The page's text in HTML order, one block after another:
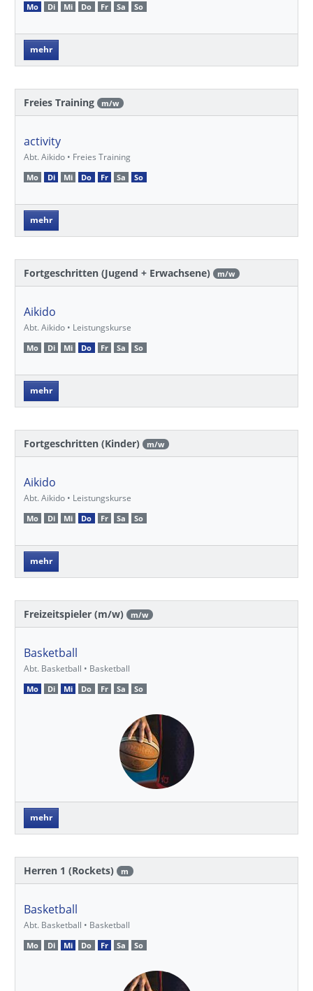
Mo Di Mi Do Fr Sa So
mehr
Freies Training m/w
activity
Abt. Aikido • Freies Training
Mo Di Mi Do Fr Sa So
mehr
Fortgeschritten (Jugend + Erwachsene) m/w
Aikido
Abt. Aikido • Leistungskurse
Mo Di Mi Do Fr Sa So
mehr
Fortgeschritten (Kinder) m/w
Aikido
Abt. Aikido • Leistungskurse
Mo Di Mi Do Fr Sa So
mehr
Freizeitspieler (m/w) m/w
Basketball
Abt. Basketball • Basketball
Mo Di Mi Do Fr Sa So
mehr
Herren 1 (Rockets) m
Basketball
Abt. Basketball • Basketball
Mo Di Mi Do Fr Sa So